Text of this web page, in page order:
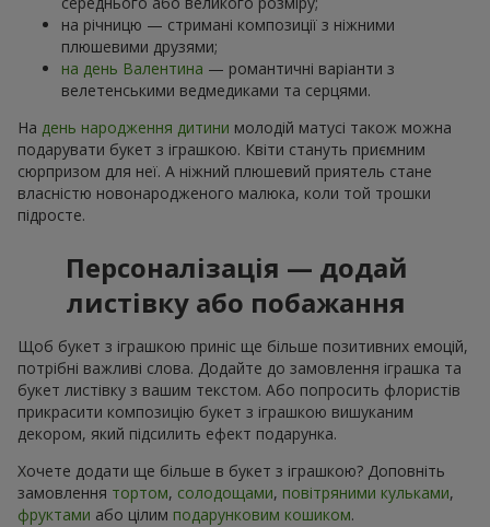
на річницю — стримані композиції з ніжними
плюшевими друзями;
на день Валентина — романтичні варіанти з
велетенськими ведмедиками та серцями.
На день народження дитини молодій матусі також можна
подарувати букет з іграшкою. Квіти стануть приємним
сюрпризом для неї. А ніжний плюшевий приятель стане
власністю новонародженого малюка, коли той трошки
підросте.
Персоналізація — додай
листівку або побажання
Щоб букет з іграшкою приніс ще більше позитивних емоцій,
потрібні важливі слова. Додайте до замовлення іграшка та
букет листівку з вашим текстом. Або попросить флористів
прикрасити композицію букет з іграшкою вишуканим
декором, який підсилить ефект подарунка.
Хочете додати ще більше в букет з іграшкою? Доповніть
замовлення тортом, солодощами, повітряними кульками,
фруктами або цілим подарунковим кошиком.